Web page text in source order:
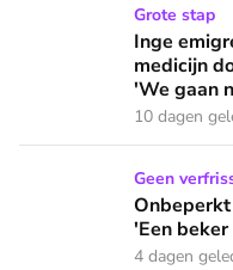
Inge emigreert naar
Grote stap
Inge
medicijn
'We gaan
10 dagen
Onbeperkt frisdrank
Geen
'Een
4 dagen